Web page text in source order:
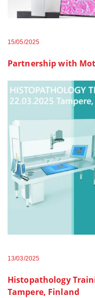
15/05/2025
Partnership with
13/03/2025
Histopathology
Tampere, Finland